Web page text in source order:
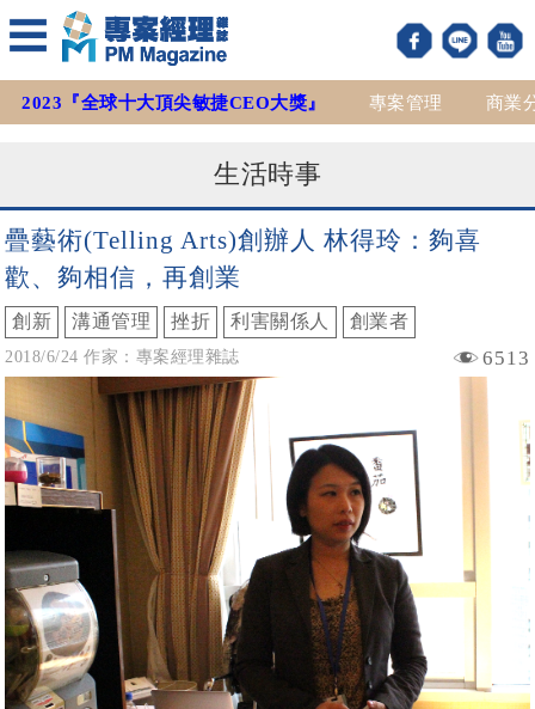
2023『全球十大頂尖敏捷CEO大獎』 專案管理 商業
生活時事
疊藝術(Telling Arts)創辦人 林得玲：夠喜
歡、夠相信，再創業
創新 溝通管理 挫折 利害關係人 創業者
2018/6/24 作家：專案經理雜誌 6513